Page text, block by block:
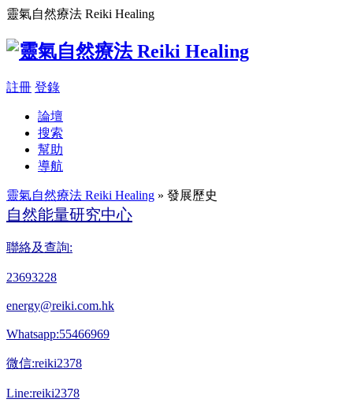
靈氣自然療法 Reiki Healing
註冊 登錄
論壇
搜索
幫助
導航
靈氣自然療法 Reiki Healing » 發展歷史
自然能量研究中心
聯絡及查詢:
23693228
energy@reiki.com.hk
Whatsapp:55466969
微信:reiki2378
Line:reiki2378